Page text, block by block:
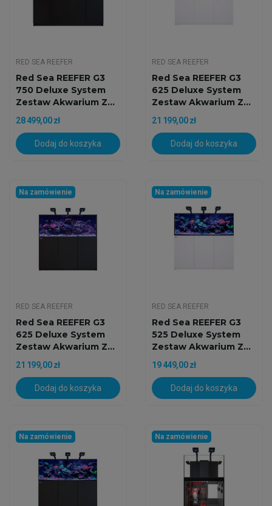
RED SEA REEFER
Red Sea REEFER G3
750 Deluxe System
Zestaw Akwarium Z...
28 499,00 zł
Dodaj do koszyka
RED SEA REEFER
Red Sea REEFER G3
625 Deluxe System
Zestaw Akwarium Z...
21 199,00 zł
Dodaj do koszyka
Na zamówienie
RED SEA REEFER
Red Sea REEFER G3
625 Deluxe System
Zestaw Akwarium Z...
21 199,00 zł
Dodaj do koszyka
Na zamówienie
RED SEA REEFER
Red Sea REEFER G3
525 Deluxe System
Zestaw Akwarium Z...
19 449,00 zł
Dodaj do koszyka
Na zamówienie Na zamówienie